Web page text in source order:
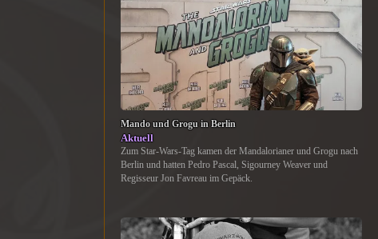
Mando und Grogu in Berlin
Aktuell
Zum Star-Wars-Tag kamen der Mandalorianer und Grogu nach
Berlin und hatten Pedro Pascal, Sigourney Weaver und
Regisseur Jon Favreau im Gepäck.